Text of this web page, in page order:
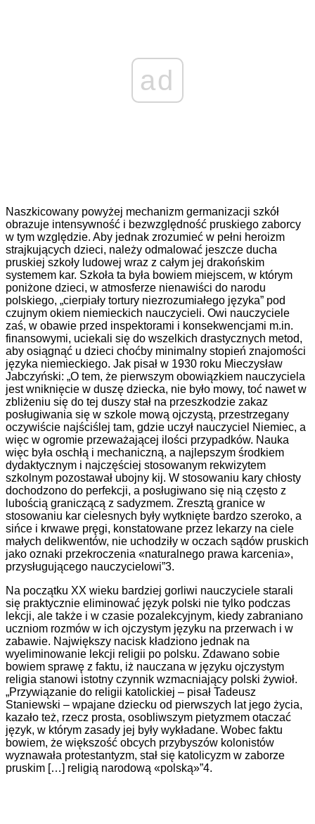
ad
Naszkicowany powyżej mechanizm germanizacji szkół
obrazuje intensywność i bezwzględność pruskiego zaborcy
w tym względzie. Aby jednak zrozumieć w pełni heroizm
strajkujących dzieci, należy odmalować jeszcze ducha
pruskiej szkoły ludowej wraz z całym jej drakońskim
systemem kar. Szkoła ta była bowiem miejscem, w którym
poniżone dzieci, w atmosferze nienawiści do narodu
polskiego, „cierpiały tortury niezrozumiałego języka” pod
czujnym okiem niemieckich nauczycieli. Owi nauczyciele
zaś, w obawie przed inspektorami i konsekwencjami m.in.
finansowymi, uciekali się do wszelkich drastycznych metod,
aby osiągnąć u dzieci choćby minimalny stopień znajomości
języka niemieckiego. Jak pisał w 1930 roku Mieczysław
Jabczyński: „O tem, że pierwszym obowiązkiem nauczyciela
jest wniknięcie w duszę dziecka, nie było mowy, toć nawet w
zbliżeniu się do tej duszy stał na przeszkodzie zakaz
posługiwania się w szkole mową ojczystą, przestrzegany
oczywiście najściślej tam, gdzie uczył nauczyciel Niemiec, a
więc w ogromie przeważającej ilości przypadków. Nauka
więc była oschłą i mechaniczną, a najlepszym środkiem
dydaktycznym i najczęściej stosowanym rekwizytem
szkolnym pozostawał ubojny kij. W stosowaniu kary chłosty
dochodzono do perfekcji, a posługiwano się nią często z
lubością graniczącą z sadyzmem. Zresztą granice w
stosowaniu kar cielesnych były wytknięte bardzo szeroko, a
sińce i krwawe pręgi, konstatowane przez lekarzy na ciele
małych delikwentów, nie uchodziły w oczach sądów pruskich
jako oznaki przekroczenia «naturalnego prawa karcenia»,
przysługującego nauczycielowi”3.
Na początku XX wieku bardziej gorliwi nauczyciele starali
się praktycznie eliminować język polski nie tylko podczas
lekcji, ale także i w czasie pozalekcyjnym, kiedy zabraniano
uczniom rozmów w ich ojczystym języku na przerwach i w
zabawie. Największy nacisk kładziono jednak na
wyeliminowanie lekcji religii po polsku. Zdawano sobie
bowiem sprawę z faktu, iż nauczana w języku ojczystym
religia stanowi istotny czynnik wzmacniający polski żywioł.
„Przywiązanie do religii katolickiej – pisał Tadeusz
Staniewski – wpajane dziecku od pierwszych lat jego życia,
kazało też, rzecz prosta, osobliwszym pietyzmem otaczać
język, w którym zasady jej były wykładane. Wobec faktu
bowiem, że większość obcych przybyszów kolonistów
wyznawała protestantyzm, stał się katolicyzm w zaborze
pruskim […] religią narodową «polską»”4.